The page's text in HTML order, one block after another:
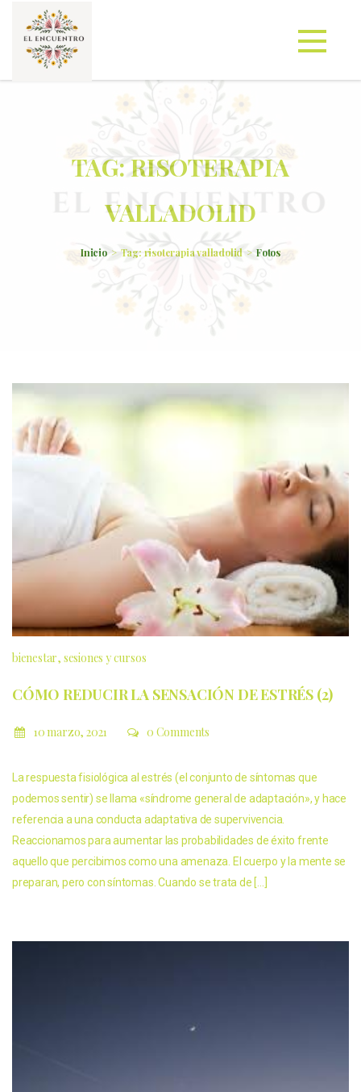
TAG: RISOTERAPIA
VALLADOLID
Inicio Tag: risoterapia valladolid Fotos
bienestar sesiones y cursos
CÓMO REDUCIR LA SENSACIÓN DE ESTRÉS (2)
10 marzo, 2021 0 Comments
La respuesta fisiológica al estrés (el conjunto de síntomas que
podemos sentir) se llama «síndrome general de adaptación», y hace
referencia a una conducta adaptativa de supervivencia.
Reaccionamos para aumentar las probabilidades de éxito frente
aquello que percibimos como una amenaza. El cuerpo y la mente se
preparan, pero con síntomas. Cuando se trata de […]